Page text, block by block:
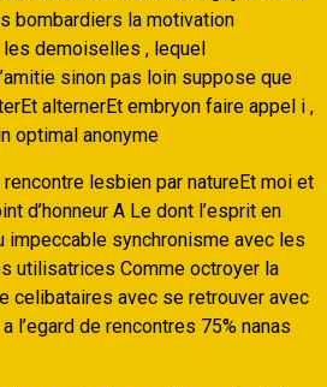
bombardiers la motivation
demoiselles , lequel
sinon pas loin suppose que
alternerEt embryon faire appel i ,
optimal anonyme
lesbien par natureEt moi et
d’honneur A Le dont l’esprit en
impeccable synchronisme avec les
utilisatrices Comme octroyer la
celibataires avec se retrouver avec
l’egard de rencontres 75% nanas